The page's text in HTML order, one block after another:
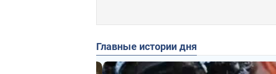
Главные истории дня